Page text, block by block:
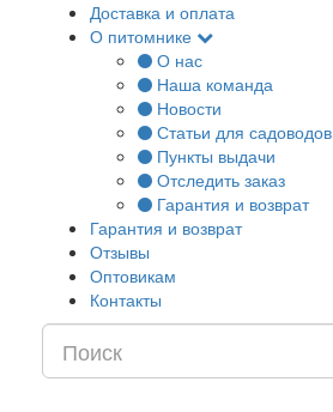
Доставка и оплата
О питомнике
О нас
Наша команда
Новости
Статьи для садоводов
Пункты выдачи
Отследить заказ
Гарантия и возврат
Гарантия и возврат
Отзывы
Оптовикам
Контакты